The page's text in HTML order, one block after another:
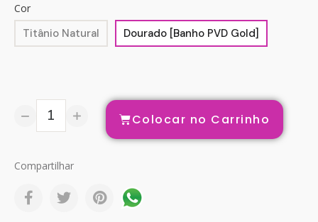
Cor
Titânio Natural Dourado [Banho PVD Gold]
Colocar no Carrinho
Compartilhar